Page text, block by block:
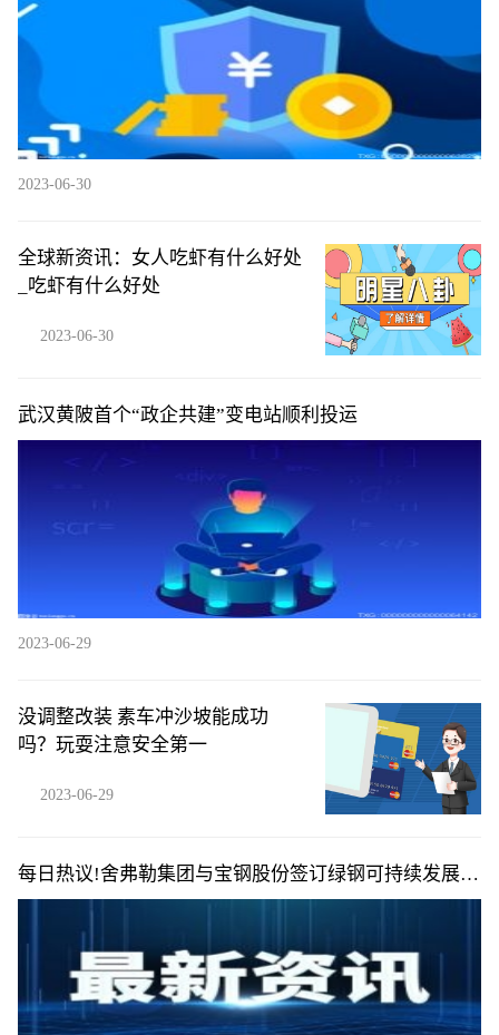
2023-06-30
全球新资讯：女人吃虾有什么好处
_吃虾有什么好处
2023-06-30
武汉黄陂首个“政企共建”变电站顺利投运
2023-06-29
没调整改装 素车冲沙坡能成功
吗？玩耍注意安全第一
2023-06-29
每日热议!舍弗勒集团与宝钢股份签订绿钢可持续发展战
略协议